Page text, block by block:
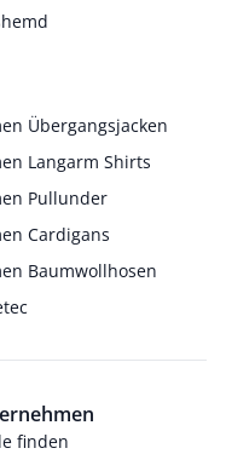
Übergangsjacken
Langarm Shirts
Pullunder
Cardigans
Baumwollhosen
finden